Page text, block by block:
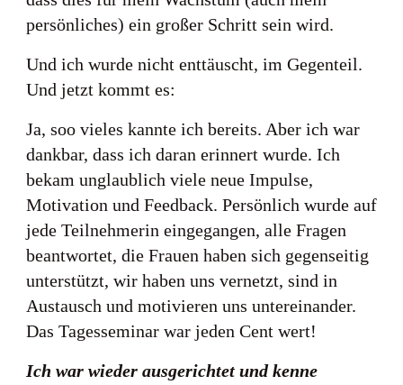
persönliches) ein großer Schritt sein wird.
Und ich wurde nicht enttäuscht, im Gegenteil.
Und jetzt kommt es:
Ja, soo vieles kannte ich bereits. Aber ich war
dankbar, dass ich daran erinnert wurde. Ich
bekam unglaublich viele neue Impulse,
Motivation und Feedback. Persönlich wurde auf
jede Teilnehmerin eingegangen, alle Fragen
beantwortet, die Frauen haben sich gegenseitig
unterstützt, wir haben uns vernetzt, sind in
Austausch und motivieren uns untereinander.
Das Tagesseminar war jeden Cent wert!
Ich war wieder ausgerichtet und kenne